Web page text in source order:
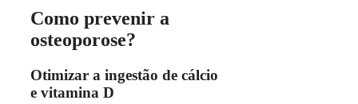
Como prevenir a
osteoporose?
Otimizar a ingestão de cálcio
e vitamina D